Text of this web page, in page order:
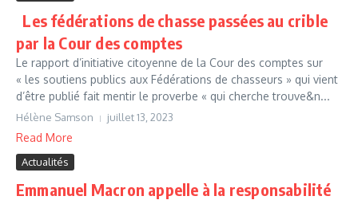
Les fédérations de chasse passées au crible
par la Cour des comptes
Le rapport d’initiative citoyenne de la Cour des comptes sur
« les soutiens publics aux Fédérations de chasseurs » qui vient
d’être publié fait mentir le proverbe « qui cherche trouve&n...
Hélène Samson juillet 13, 2023
Read More
Actualités
Emmanuel Macron appelle à la responsabilité